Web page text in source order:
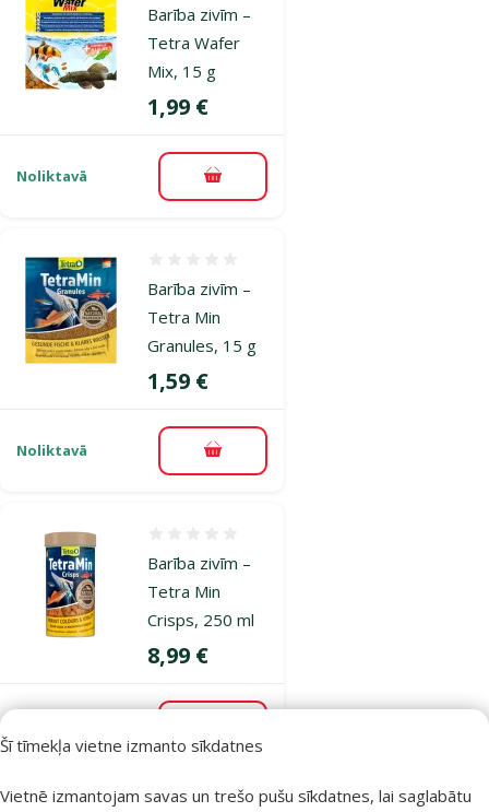
Šī tīmekļa vietne izmanto sīkdatnes
Vietnē izmantojam savas un trešo pušu sīkdatnes, lai saglabātu
Barība zivīm –
Tetra Wafer
Mix, 15 g
Cena
1,99 €
Noliktavā Pievienot grozam
Barība zivīm –
Tetra Min
Granules, 15 g
Cena
1,59 €
Noliktavā Pievienot grozam
Barība zivīm –
Tetra Min
Crisps, 250 ml
Cena
8,99 €